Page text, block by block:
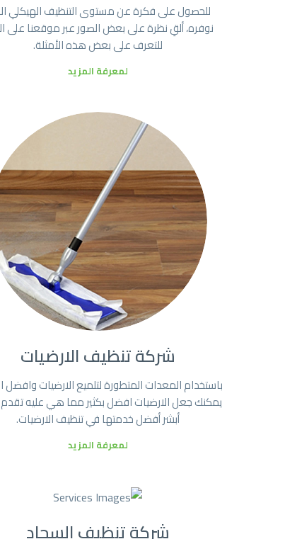
للحصول على فكرة عن مستوى التنظيف الهيكلي
نوفره، ألقِ نظرة على بعض الصور عبر موقعنا على
للتعرف على بعض هذه الأمثلة.
لمعرفة المزيد
شركة تنظيف الارضيات
باستخدام المعدات المتطورة لتلميع الارضيات وافضل
يمكنك جعل الارضيات افضل بكثير مما هي عليه
أبشر أفضل خدمتها في تنظيف الارضيات.
لمعرفة المزيد
شركة تنظيف السجاد